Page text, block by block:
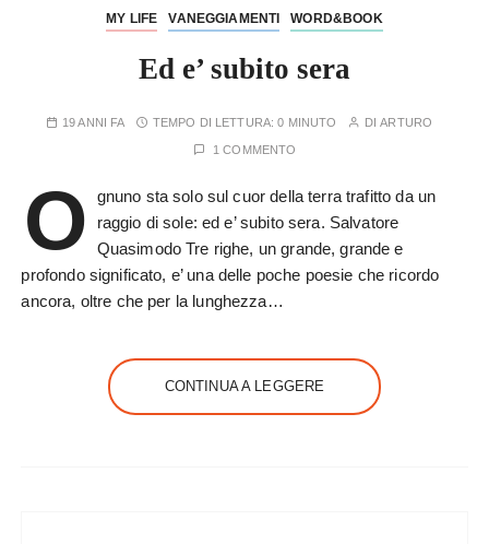
MY LIFE VANEGGIAMENTI WORD&BOOK
Ed e’ subito sera
19 ANNI FA TEMPO DI LETTURA:0 MINUTO DIARTURO
1 COMMENTO
O
gnuno sta solo sul cuor della terra trafitto da un
raggio di sole: ed e’ subito sera. Salvatore
Quasimodo Tre righe, un grande, grande e
profondo significato, e’ una delle poche poesie che ricordo
ancora, oltre che per la lunghezza…
CONTINUA A LEGGERE